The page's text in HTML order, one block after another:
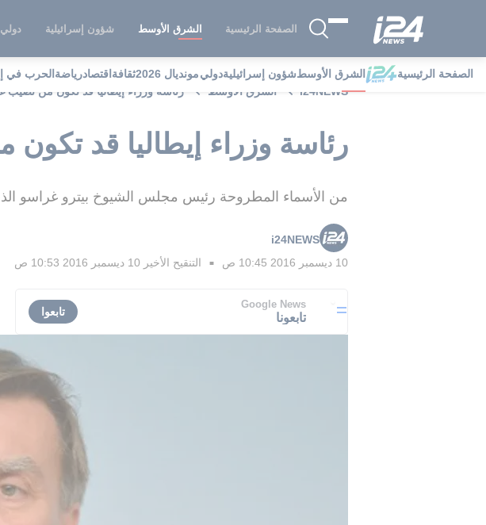
الصفحة الرئيسية الشرق الأوسط شؤون إسرائيلية دولي
الصفحة الرئيسية الشرق الأوسطشؤون إسرائيليةدوليمونديال 2026 ثقافة اقتصادرياضة الحرب في
i24NEWS
الشرق الأوسط رئاسة وزراء إيطاليا قد تكون من نصيب
رئاسة وزراء إيطاليا قد
من الأسماء المطروحة رئيس مجلس الشيوخ بيترو غراسو الذي
i24NEWS
10 ديسمبر 2016 10:45 ص
■ التنقيح الأخير 10 ديسمبر 2016 10:53 ص
Google News
تابعونا تابعوا